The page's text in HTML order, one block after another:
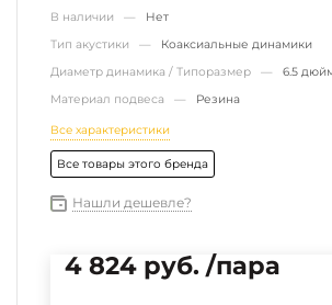
В наличии — Нет
Тип акустики — Коаксиальные динамики
Диаметр динамика / Типоразмер — 6.5
Материал подвеса — Резина
Все характеристики
Все товары этого бренда
Нашли дешевле?
4 824 руб. /пара